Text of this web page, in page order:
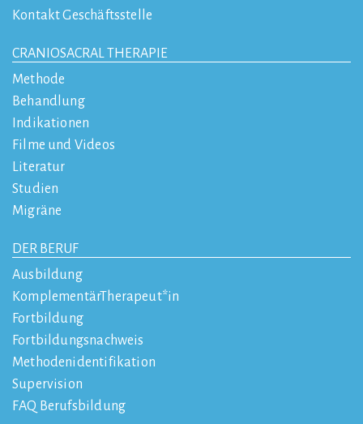
Kontakt Geschäftsstelle
CRANIOSACRAL THERAPIE
Methode
Behandlung
Indikationen
Filme und Videos
Literatur
Studien
Migräne
DER BERUF
Ausbildung
KomplementärTherapeut*in
Fortbildung
Fortbildungsnachweis
Methodenidentifikation
Supervision
FAQ Berufsbildung